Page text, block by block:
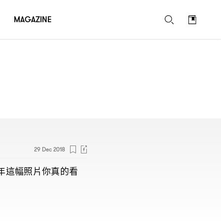
29 Dec 2018
這幅照片你真的看
MAGAZINE